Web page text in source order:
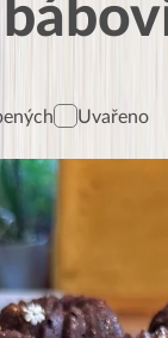
Uvařeno